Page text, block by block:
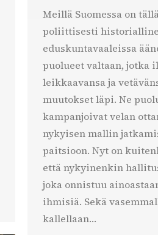
Meillä Suomessa on
poliittisesti
eduskuntavaaleissa
puolueet valtaan, jotka
leikkaavansa ja
muutokset läpi. Ne
kampanjoivat velan
nykyisen mallin
paitsioon. Nyt on
että nykyinenkin
joka onnistuu
ihmisiä. Sekä
kallellaan…